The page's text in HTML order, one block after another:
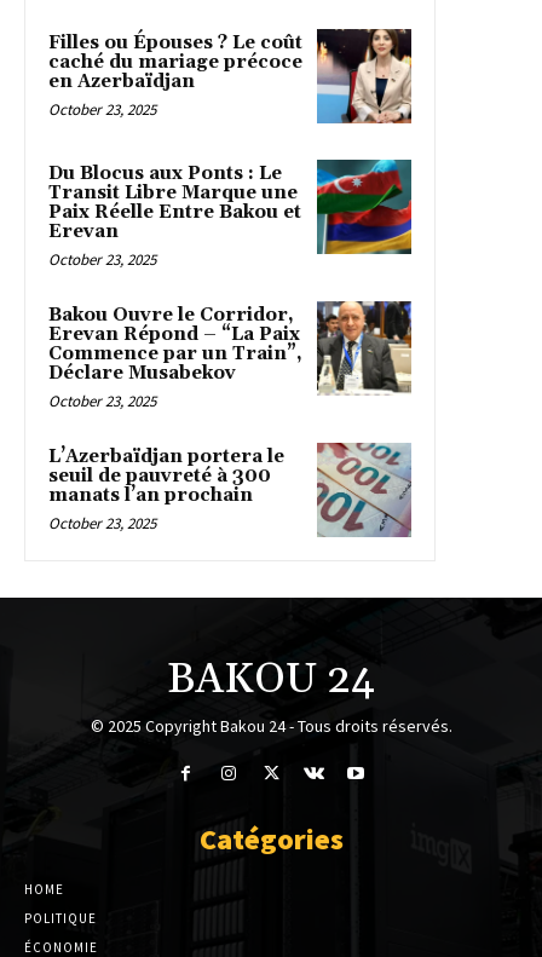
Filles ou Épouses ? Le coût
caché du mariage précoce
en Azerbaïdjan
October 23, 2025
Du Blocus aux Ponts : Le
Transit Libre Marque une
Paix Réelle Entre Bakou et
Erevan
October 23, 2025
Bakou Ouvre le Corridor,
Erevan Répond – “La Paix
Commence par un Train”,
Déclare Musabekov
October 23, 2025
L’Azerbaïdjan portera le
seuil de pauvreté à 300
manats l’an prochain
October 23, 2025
BAKOU 24
© 2025 Copyright Bakou 24 - Tous droits réservés.
Catégories
HOME
POLITIQUE
ÉCONOMIE